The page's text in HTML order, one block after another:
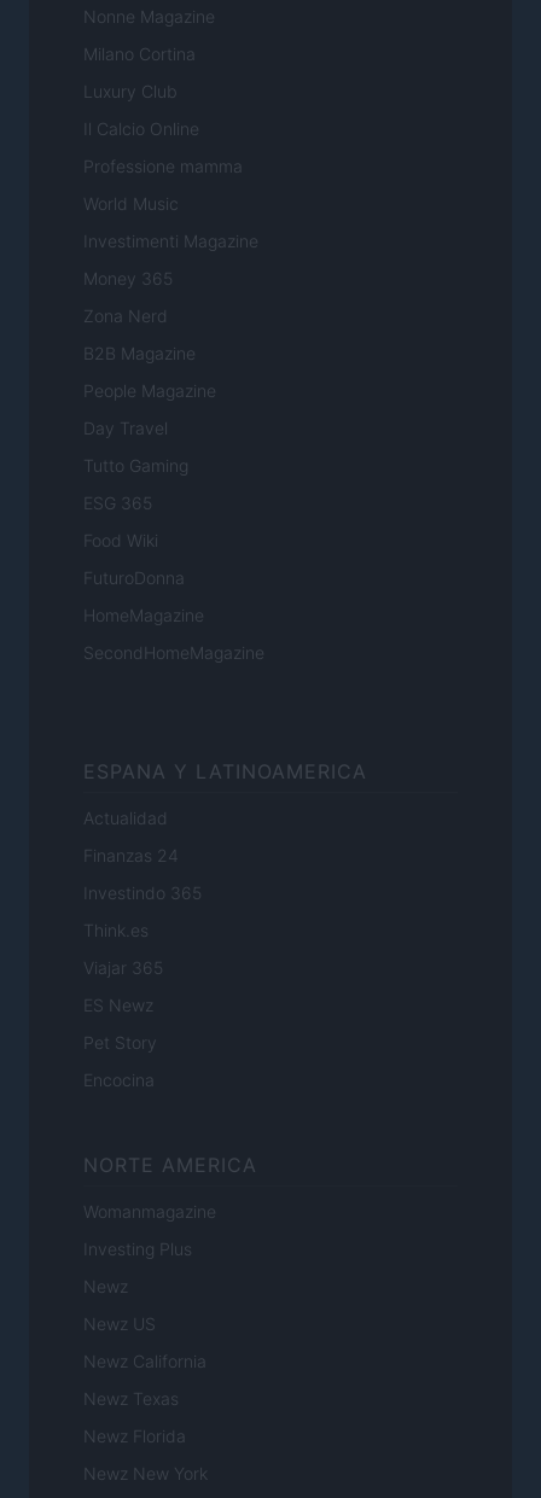
Nonne Magazine
Milano Cortina
Luxury Club
Il Calcio Online
Professione mamma
World Music
Investimenti Magazine
Money 365
Zona Nerd
B2B Magazine
People Magazine
Day Travel
Tutto Gaming
ESG 365
Food Wiki
FuturoDonna
HomeMagazine
SecondHomeMagazine
ESPANA Y LATINOAMERICA
Actualidad
Finanzas 24
Investindo 365
Think.es
Viajar 365
ES Newz
Pet Story
Encocina
NORTE AMERICA
Womanmagazine
Investing Plus
Newz
Newz US
Newz California
Newz Texas
Newz Florida
Newz New York